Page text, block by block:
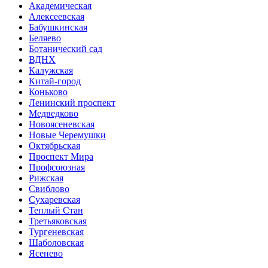
Академическая
Алексеевская
Бабушкинская
Беляево
Ботанический сад
ВДНХ
Калужская
Китай-город
Коньково
Ленинский проспект
Медведково
Новоясе­невская
Новые Черемушки
Октябрьская
Проспект Мира
Профсоюзная
Рижская
Свиблово
Сухаревская
Теплый Стан
Третьяковская
Тургеневская
Шаболовская
Ясенево